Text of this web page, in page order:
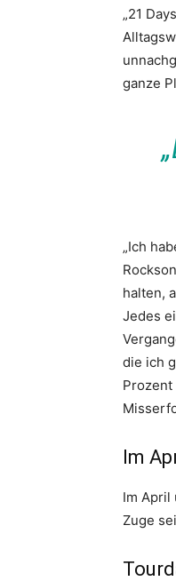
„21
ganze
„Ich
halten,
Jedes
die ich
Im
Im April
Zuge